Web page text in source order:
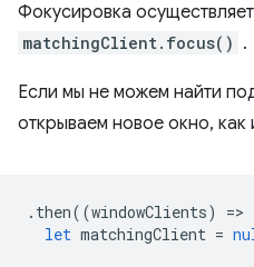
Фокусировка
matchingClient.focus() .
Если мы не можем найти
открываем новое окно,
. then((windowClients) =>
let matchingClient =